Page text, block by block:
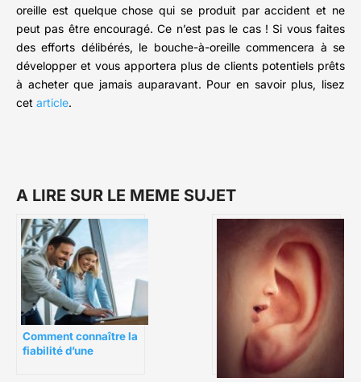
oreille est quelque chose qui se produit par accident et ne
peut pas être encouragé. Ce n’est pas le cas ! Si vous faites
des efforts délibérés, le bouche-à-oreille commencera à se
développer et vous apportera plus de clients potentiels prêts
à acheter que jamais auparavant. Pour en savoir plus, lisez
cet article.
A LIRE SUR LE MEME SUJET
Comment connaître la
fiabilité d’une